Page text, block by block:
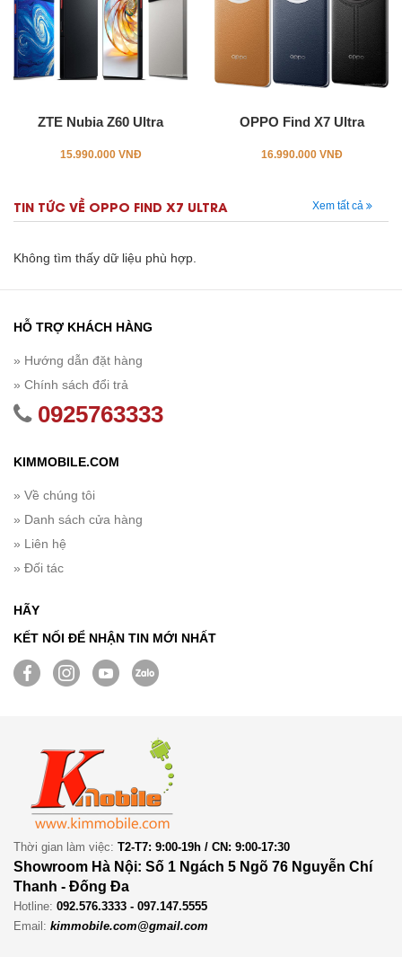
ZTE Nubia Z60 Ultra
15.990.000 VNĐ
OPPO Find X7 Ultra
16.990.000 VNĐ
TIN TỨC VỀ OPPO FIND X7 ULTRA Xem tất cả
Không tìm thấy dữ liệu phù hợp.
HỖ TRỢ KHÁCH HÀNG
» Hướng dẫn đặt hàng
» Chính sách đổi trả
0925763333
KIMMOBILE.COM
» Về chúng tôi
» Danh sách cửa hàng
» Liên hệ
» Đối tác
HÃY
KẾT NỐI ĐỂ NHẬN TIN MỚI NHẤT
Thời gian làm việc: T2-T7: 9:00-19h / CN: 9:00-17:30
Showroom Hà Nội: Số 1 Ngách 5 Ngõ 76 Nguyễn Chí
Thanh - Đống Đa
Hotline: 092.576.3333 - 097.147.5555
Email: kimmobile.com@gmail.com